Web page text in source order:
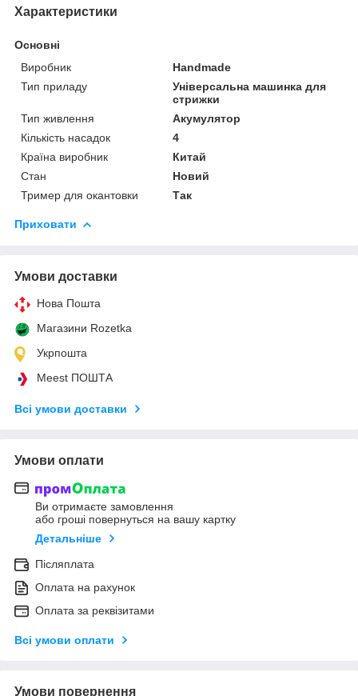
Характеристики
Основні
Виробник
Handmade
Тип приладу
Універсальна машинка для
стрижки
Тип живлення
Акумулятор
Кількість насадок
4
Країна виробник
Китай
Стан
Новий
Тример для окантовки
Так
Приховати
Умови доставки
Нова Пошта
Магазини Rozetka
Укрпошта
Meest ПОШТА
Всі умови доставки
Умови оплати
Ви отримаєте замовлення
або гроші повернуться на вашу картку
Детальніше
Післяплата
Оплата на рахунок
Оплата за реквізитами
Всі умови оплати
Умови повернення